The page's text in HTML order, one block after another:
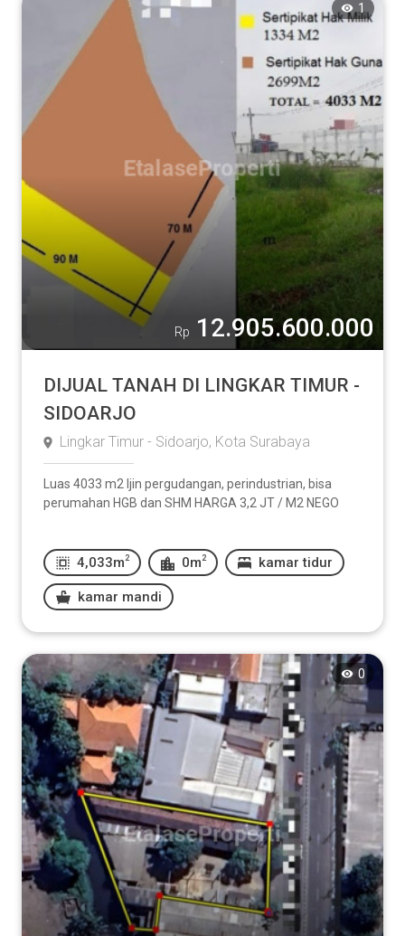
1
Rp 12.905.600.000
DIJUAL TANAH DI LINGKAR TIMUR -
SIDOARJO
Lingkar Timur - Sidoarjo, Kota Surabaya
Luas 4033 m2 Ijin pergudangan, perindustrian, bisa
perumahan HGB dan SHM HARGA 3,2 JT / M2 NEGO
4,033m 2 0m 2 kamar tidur
kamar mandi
0